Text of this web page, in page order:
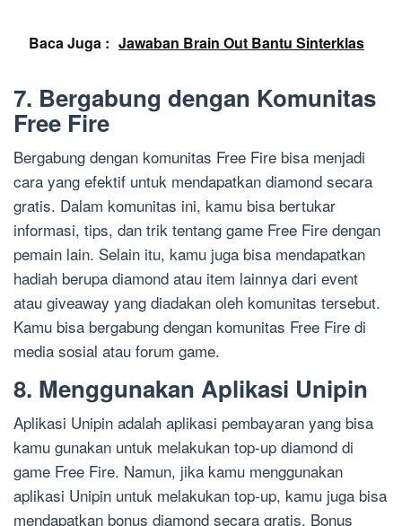
Baca Juga : Jawaban Brain Out Bantu Sinterklas
7. Bergabung dengan Komunitas
Free Fire
Bergabung dengan komunitas Free Fire bisa menjadi
cara yang efektif untuk mendapatkan diamond secara
gratis. Dalam komunitas ini, kamu bisa bertukar
informasi, tips, dan trik tentang game Free Fire dengan
pemain lain. Selain itu, kamu juga bisa mendapatkan
hadiah berupa diamond atau item lainnya dari event
atau giveaway yang diadakan oleh komunitas tersebut.
Kamu bisa bergabung dengan komunitas Free Fire di
media sosial atau forum game.
8. Menggunakan Aplikasi Unipin
Aplikasi Unipin adalah aplikasi pembayaran yang bisa
kamu gunakan untuk melakukan top-up diamond di
game Free Fire. Namun, jika kamu menggunakan
aplikasi Unipin untuk melakukan top-up, kamu juga bisa
mendapatkan bonus diamond secara gratis. Bonus